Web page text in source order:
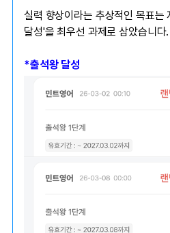
유용한영어표현
유용한영어표현
유용한영어표현
유용한영어표현
유용한영어표현
실력 향상이라는 추상적인 목표는
달성'을 최우선 과제로 삼았습니다.
*출석왕 달성